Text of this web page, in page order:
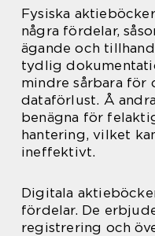
Fysiska
några fördelar,
ägande och
tydlig
mindre sårbara för
dataförlust. Å
benägna för
hantering, vilket
ineffektivt.
Digitala
fördelar. De
registrering och